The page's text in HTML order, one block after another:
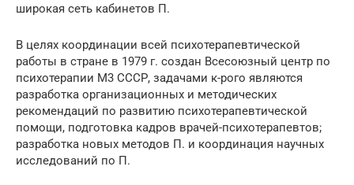
широкая сеть кабинетов П.
В целях координации всей психотерапевтической
работы в стране в 1979 г. создан Всесоюзный центр по
психотерапии М3 СССР, задачами к-рого являются
разработка организационных и методических
рекомендаций по развитию психотерапевтической
помощи, подготовка кадров врачей-психотерапевтов;
разработка новых методов П. и координация научных
исследований по П.